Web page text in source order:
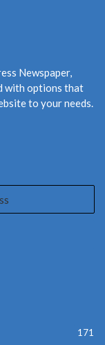
Newspaper,
with options that
to your needs.
171